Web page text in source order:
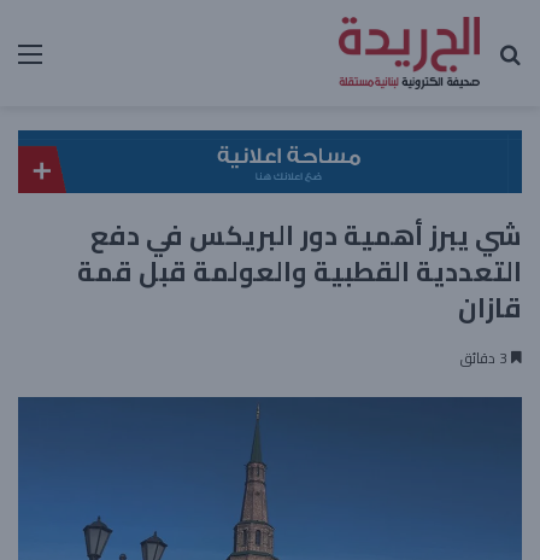
بحث عن
شي يبرز أهمية دور البريكس في دفع
التعددية القطبية والعولمة قبل قمة
قازان